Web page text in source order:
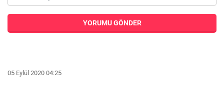
YORUMU GÖNDER
05 Eylül 2020 04:25